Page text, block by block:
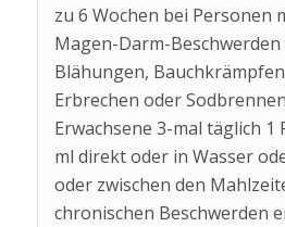
zu 6 Wochen bei Personen
Magen-Darm-
Blähungen,
Erbrechen oder
Erwachsene 3-mal täglich 1
ml direkt oder in Wasser
oder zwischen den
chronischen Beschwerden